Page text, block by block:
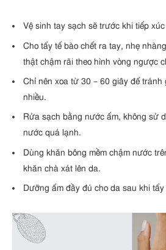
Vệ sinh tay sạch sẽ trước khi tiếp
Cho tẩy tế bào chết ra tay, nhẹ
thật chậm rãi theo hình vòng ngược
Chỉ nên xoa từ 30 – 60 giây để tránh
nhiều.
Rửa sạch bằng nước ấm, không sử
nước quá lạnh.
Dùng khăn bông mềm chậm nước
khăn chà xát lên da.
Dưỡng ẩm đầy đủ cho da sau khi tẩy